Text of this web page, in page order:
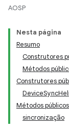
AOSP
Nesta página
Resumo
Construtores
Métodos
Construtores
Métodos públicos
sincronização